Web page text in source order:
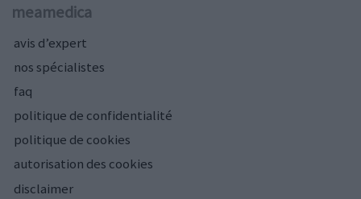
meamedica
avis d’expert
nos spécialistes
faq
politique de confidentialité
politique de cookies
autorisation des cookies
disclaimer